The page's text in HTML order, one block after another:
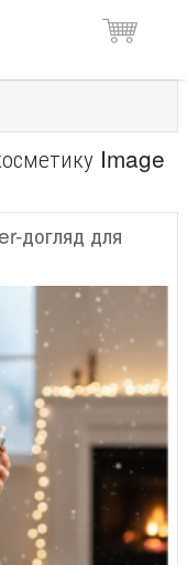
Image
догляд для